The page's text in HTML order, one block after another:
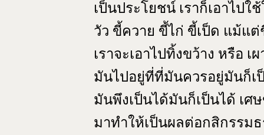
เป็นประโยชน์ เราก็เอาไป
วัว ขี้ควาย ขี้ไก่ ขี้เป็ด แม้แ
เราจะเอาไปทิ้งขว้าง หรือ เ
มันไปอยู่ที่ที่มันควรอยู่มันก็เ
มันพึงเป็นได้มันก็เป็นได้ เศ
มาทำให้เป็นผลต่อกสิกรรม